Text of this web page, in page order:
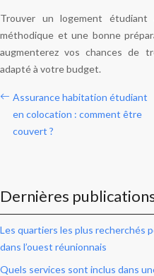
Trouver un logement
méthodique et une bonne
augmenterez vos chances de
adapté à votre budget.
Assurance habitation étudiant
en colocation : comment être
couvert ?
Dernières
Les quartiers les plus recherchés
dans l’ouest réunionnais
Quels services sont inclus dans